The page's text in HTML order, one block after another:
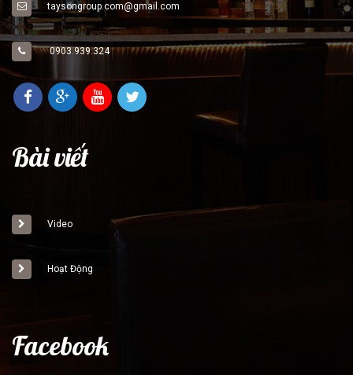
taysongroup.com@gmail.com
0903.939.324
Bài viết
Video
Hoạt Động
Facebook